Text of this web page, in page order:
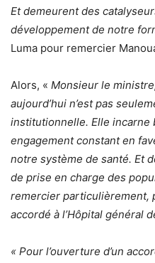
Et demeurent des
développement de notre
Luma pour remercier
Alors, « Monsieur le
aujourd’hui n’est pas
institutionnelle. Elle incarne
engagement constant en
notre système de santé. Et
de prise en charge des
remercier particulièrement,
accordé à l’Hôpital général
« Pour l’ouverture d’un